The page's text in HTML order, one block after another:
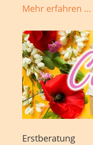
Mehr erfahren …
Erstberatung